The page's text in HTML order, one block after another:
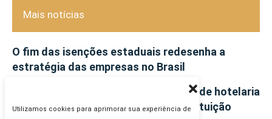
Utilizamos cookies para aprimorar sua experiência de
Mais notícias
O fim das isenções estaduais redesenha a
estratégia das empresas no Brasil
A vedação ao crédito nas operações de hotelaria
e sua incompatibilidade com a Constituição